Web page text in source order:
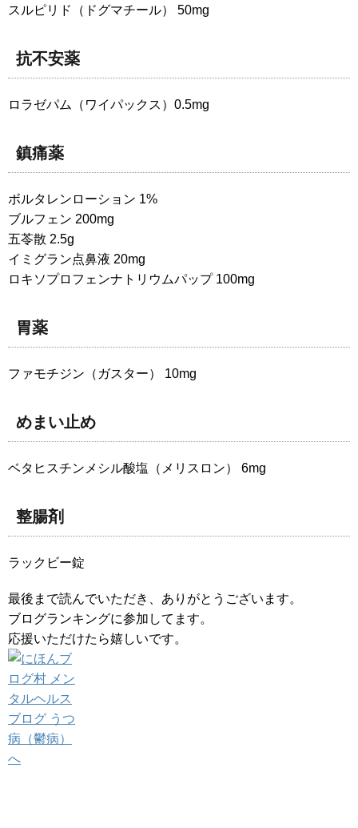
スルピリド（ドグマチール） 50mg
抗不安薬
ロラゼパム（ワイパックス）0.5mg
鎮痛薬
ボルタレンローション 1%
ブルフェン 200mg
五苓散 2.5g
イミグラン点鼻液 20mg
ロキソプロフェンナトリウムパップ 100mg
胃薬
ファモチジン（ガスター） 10mg
めまい止め
ベタヒスチンメシル酸塩（メリスロン） 6mg
整腸剤
ラックビー錠
最後まで読んでいただき、ありがとうございます。
ブログランキングに参加してます。
応援いただけたら嬉しいです。